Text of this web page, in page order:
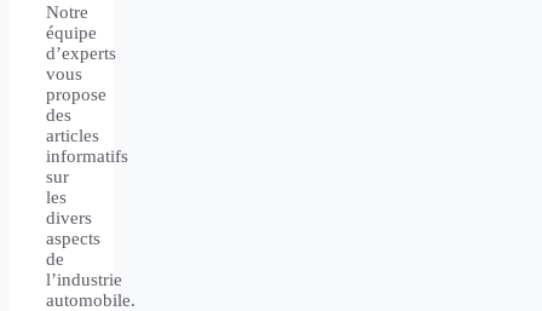
Notre
équipe
d’experts
vous
propose
des
articles
informatifs
sur
les
divers
aspects
de
l’industrie
automobile.